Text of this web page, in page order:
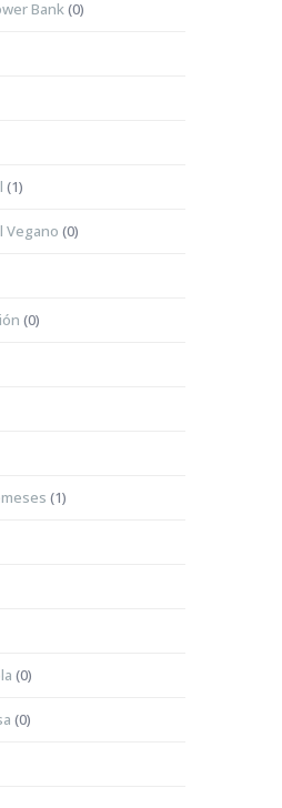
Bank(0)
(1)
Vegano (0)
(0)
(1)
(0)
(0)